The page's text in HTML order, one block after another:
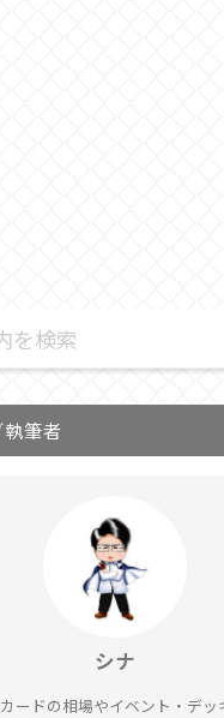
執筆者
シナ
ードの相場やイベント・デッ